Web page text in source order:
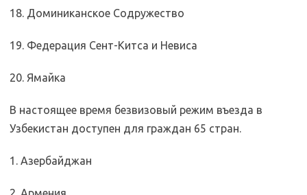
18. Доминиканское Содружество
19. Федерация Сент-Китса и Невиса
20. Ямайка
В настоящее время безвизовый режим въезда в
Узбекистан доступен для граждан 65 стран.
1. Азербайджан